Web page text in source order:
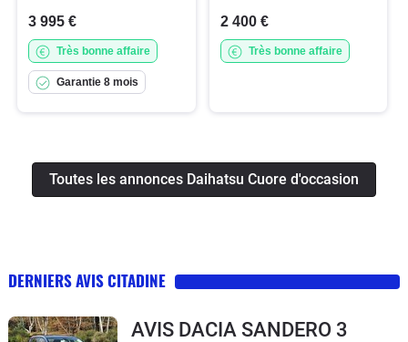
3 995 €
Très bonne affaire
Garantie 8 mois
2 400 €
Très bonne affaire
Toutes les annonces Daihatsu Cuore d'occasion
DERNIERS AVIS CITADINE
AVIS DACIA SANDERO 3